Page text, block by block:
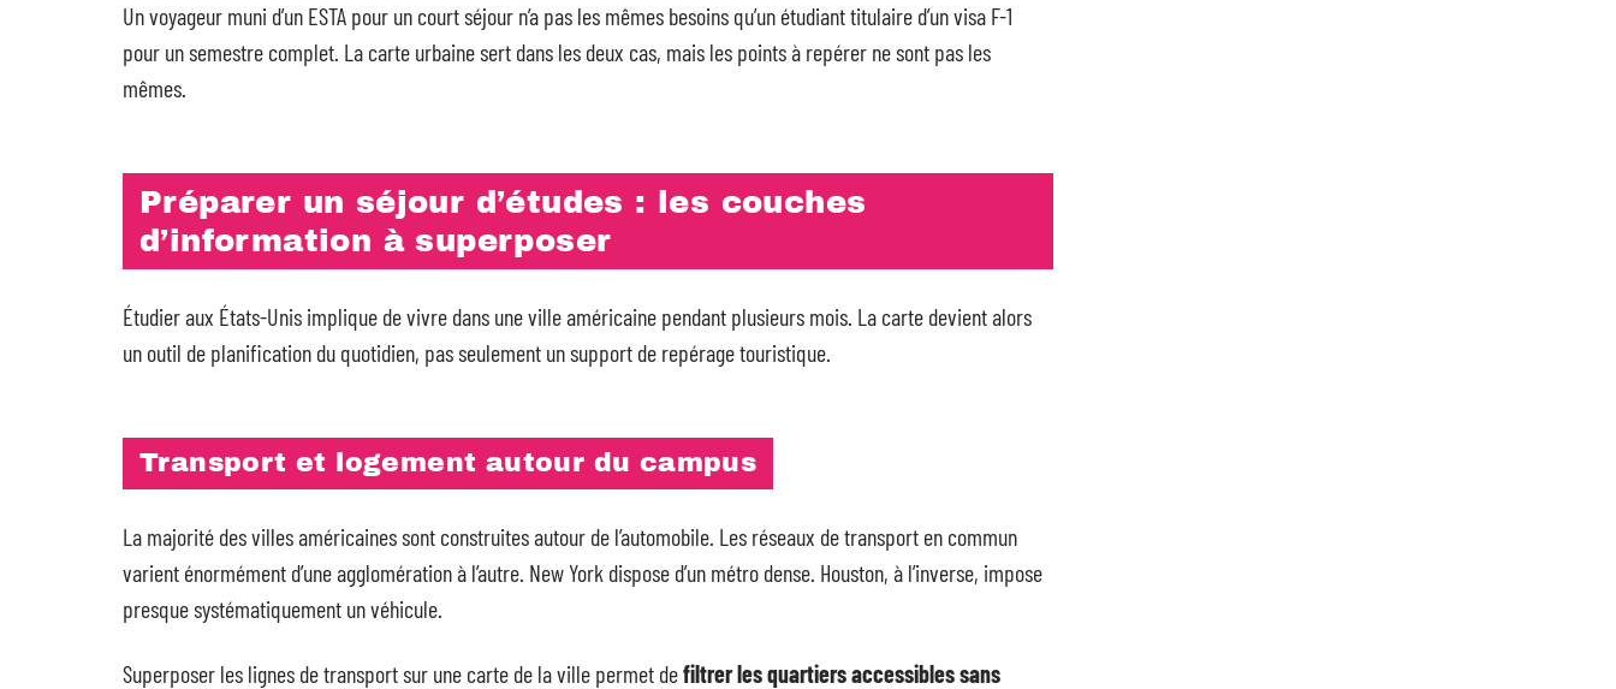
Un voyageur muni d’un ESTA pour un court séjour n’a pas les mêmes besoins qu’un étudiant titulaire d’un visa F-1
pour un semestre complet. La carte urbaine sert dans les deux cas, mais les points à repérer ne sont pas les
mêmes.
Préparer un séjour d’études : les couches
d’information à superposer
Étudier aux États-Unis implique de vivre dans une ville américaine pendant plusieurs mois. La carte devient alors
un outil de planification du quotidien, pas seulement un support de repérage touristique.
Transport et logement autour du campus
La majorité des villes américaines sont construites autour de l’automobile. Les réseaux de transport en commun
varient énormément d’une agglomération à l’autre. New York dispose d’un métro dense. Houston, à l’inverse, impose
presque systématiquement un véhicule.
Superposer les lignes de transport sur une carte de la ville permet defiltrer les quartiers accessibles sans